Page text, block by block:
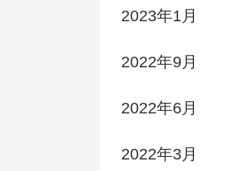
2023年1月
2022年9月
2022年6月
2022年3月